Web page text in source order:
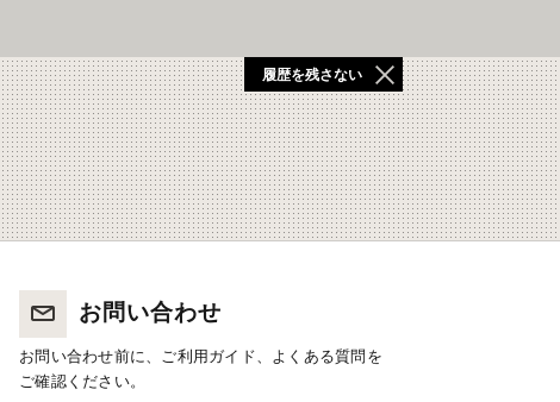
履歴を残さない
お問い合わせ
お問い合わせ前に、ご利用ガイド、よくある質問を
ご確認ください。